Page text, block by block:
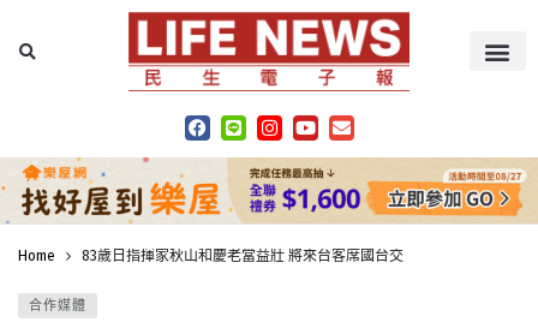
Home 83歲日指揮家秋山和慶老當益壯 將來台客席國台交
合作媒體